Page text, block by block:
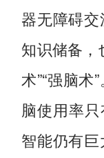
器无障碍
知识储备，
术”“强脑术
脑使用率
智能仍有